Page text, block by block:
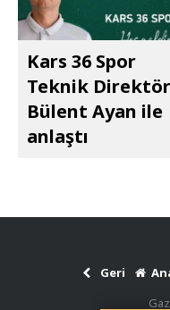
Kars 36 Spor
Teknik Direktör
Bülent Ayan ile
anlaştı
Geri